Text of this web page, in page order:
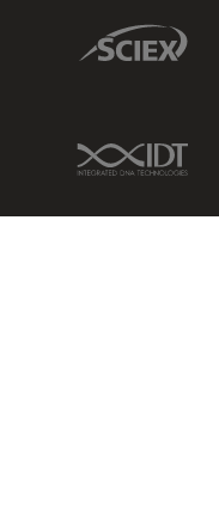
Sciex Link
IDT Link